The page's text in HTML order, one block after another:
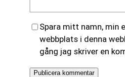
Spara mitt namn, min
webbplats i denna
gång jag skriver en